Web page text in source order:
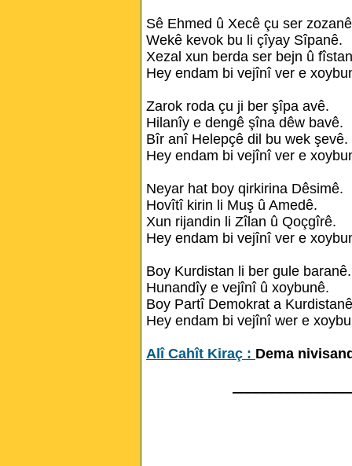
Sê Ehmed û Xecê çu ser
Wekê kevok bu li çîyay Sîpanê.
Xezal xun berda ser bejn û
Hey endam bi vejînî ver e
Zarok roda çu ji ber şîpa avê.
Hilanîy e dengê şîna dêw bavê.
Bîr anî Helepçê dil bu wek şevê.
Hey endam bi vejînî ver e
Neyar hat boy qirkirina Dêsimê.
Hovîtî kirin li Muş û Amedê.
Xun rijandin li Zîlan û Qoçgîrê.
Hey endam bi vejînî ver e
Boy Kurdistan li ber gule baranê.
Hunandîy e vejînî û xoybunê.
Boy Partî Demokrat a
Hey endam bi vejînî wer e
Alî Cahît Kiraç : Dema